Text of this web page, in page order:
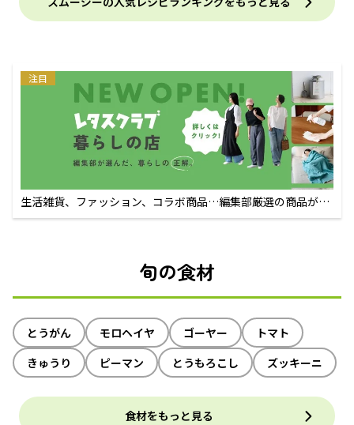
注目
生活雑貨、ファッション、コラボ商品…編集部厳選の商品が買
えるECサイト
旬の食材
とうがん モロヘイヤ ゴーヤー
トマト
きゅうり
ピーマン とうもろこし ズッキーニ
食材をもっと見る